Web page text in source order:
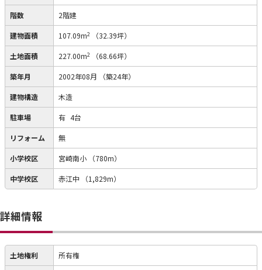
階数 2階建
建物面積 107.09m2 （32.39坪）
土地面積 227.00m2 （68.66坪）
築年月 2002年08月 （築24年）
建物構造 木造
駐車場 有 4台
リフォーム 無
小学校区 宮崎南小 （780m）
中学校区 赤江中 （1,829m）
詳細情報
土地権利 所有権